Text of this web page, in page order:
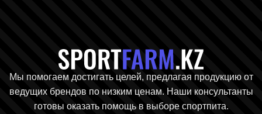
Мы помогаем достигать целей, предлагая продукцию от
ведущих брендов по низким ценам. Наши консультанты
готовы оказать помощь в выборе спортпита.